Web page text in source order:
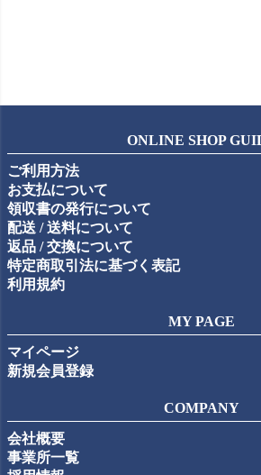
ONLINE SHOP
ご利用方法
お支払について
領収書の発行について
配送 / 送料について
返品 / 交換について
特定商取引法に基づく表記
利用規約
MY PAGE
マイページ
新規会員登録
COMPANY
会社概要
事業所一覧